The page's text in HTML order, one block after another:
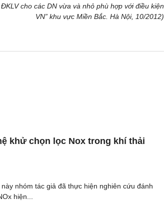
cho các DN vừa và nhỏ phù hợp với điều kiện
VN” khu vực Miền Bắc. Hà Nội, 10/2012)
khử chọn lọc Nox trong khí thải
nhóm tác giả đã thực hiện nghiên cứu đánh
hiện...